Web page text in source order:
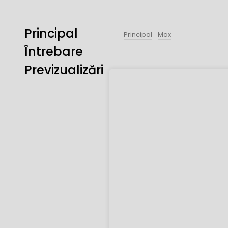
Principal
Întrebare
Previzualizări
Principal Max